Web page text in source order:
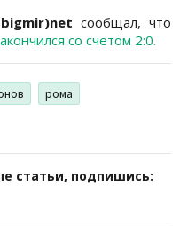
сообщал, что
со счетом 2:0.
рома
статьи, подпишись: